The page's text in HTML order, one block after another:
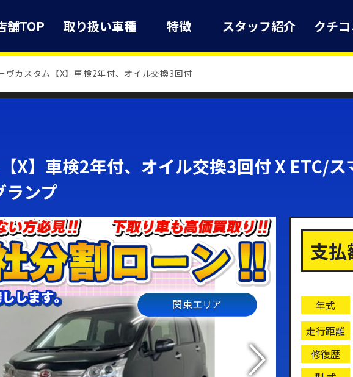
舗TOP 取り扱い車種 特徴 スタッフ紹介 クチ
ヴカスタム【X】車検2年付、オイル交換3回付
X】車検2年付、オイル交換3回付 X ETC/
ランプ
関東エリア
支
年式
走行距離
修復歴